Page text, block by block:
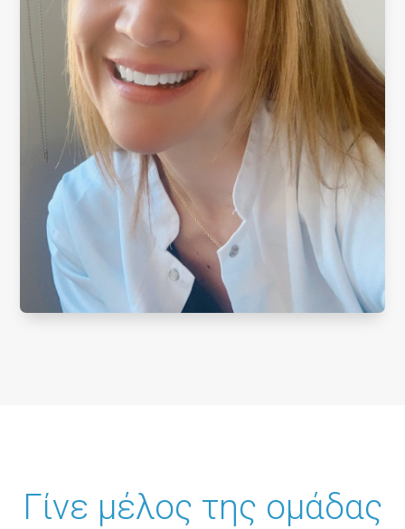
Γίνε μέλος της ομάδας